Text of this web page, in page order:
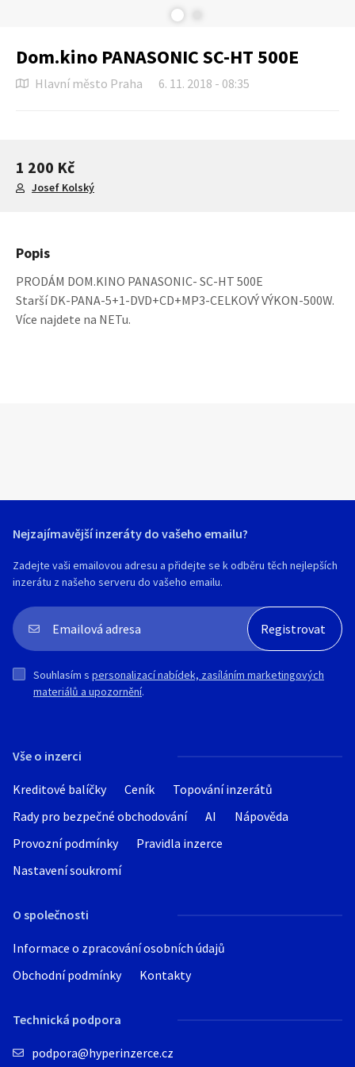
Dom.kino PANASONIC SC-HT 500E
Hlavní město Praha 6. 11. 2018 - 08:35
1 200 Kč
Josef Kolský
Popis
PRODÁM DOM.KINO PANASONIC- SC-HT 500E
Starší DK-PANA-5+1-DVD+CD+MP3-CELKOVÝ VÝKON-500W.
Více najdete na NETu.
Vše o inzerci
Kreditové balíčky Ceník
Topování inzerátů
Rady pro bezpečné obchodování
AI
Nápověda
Provozní podmínky
Pravidla inzerce
Nastavení soukromí
O společnosti
Informace o zpracování osobních údajů
Obchodní podmínky
Kontakty
Technická podpora
podpora@hyperinzerce.cz
Nejzajímavější inzeráty do vašeho emailu?
Zadejte vaši emailovou adresu a přidejte se k odběru těch nejlepších
inzerátu z našeho serveru do vašeho emailu.
Souhlasím s personalizací nabídek, zasíláním marketingových
materiálů a upozornění.